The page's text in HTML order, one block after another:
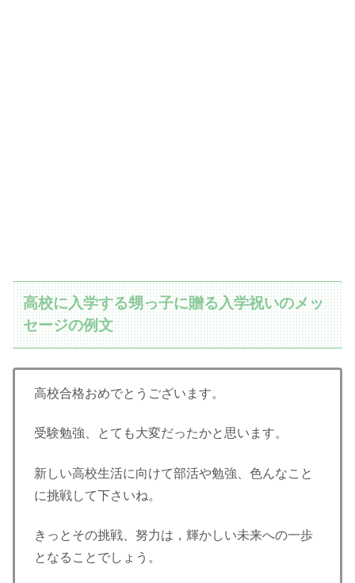
高校に入学する甥っ子に贈る入学祝いのメッ
セージの例文
高校合格おめでとうございます。
受験勉強、とても大変だったかと思います。
新しい高校生活に向けて部活や勉強、色んなこと
に挑戦して下さいね。
きっとその挑戦、努力は，輝かしい未来への一歩
となることでしょう。